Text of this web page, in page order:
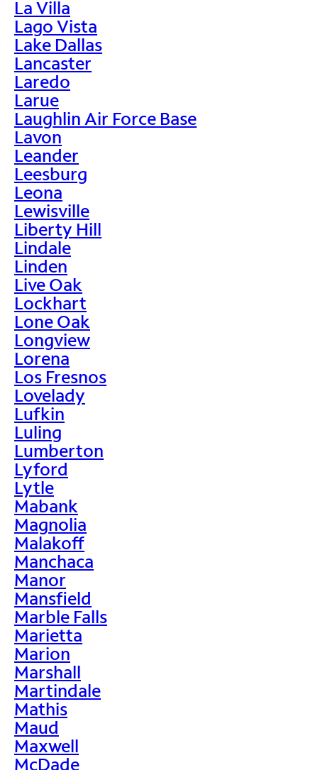
La Villa
Lago Vista
Lake Dallas
Lancaster
Laredo
Larue
Laughlin Air Force Base
Lavon
Leander
Leesburg
Leona
Lewisville
Liberty Hill
Lindale
Linden
Live Oak
Lockhart
Lone Oak
Longview
Lorena
Los Fresnos
Lovelady
Lufkin
Luling
Lumberton
Lyford
Lytle
Mabank
Magnolia
Malakoff
Manchaca
Manor
Mansfield
Marble Falls
Marietta
Marion
Marshall
Martindale
Mathis
Maud
Maxwell
McDade